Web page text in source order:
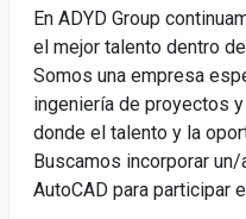
En ADYD Group
el mejor talento dentro
Somos una empresa
ingeniería de proyectos
donde el talento y la
Buscamos incorporar
AutoCAD para participar